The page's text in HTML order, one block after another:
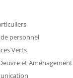
personnel
Verts
et Aménagement